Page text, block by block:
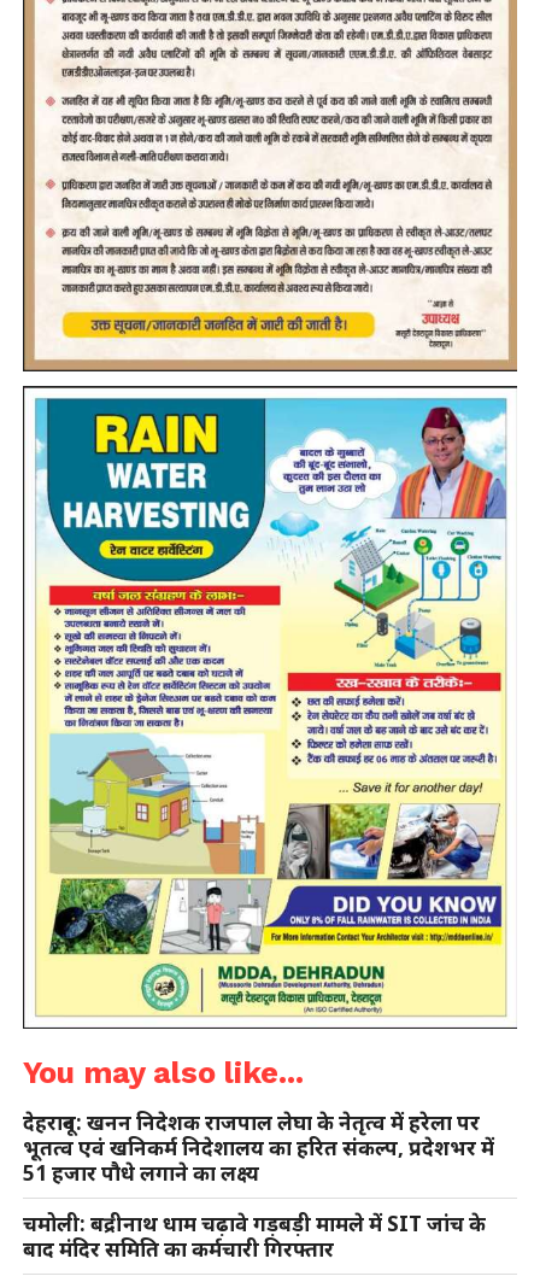
You may also like...
देहरादून: खनन निदेशक राजपाल लेघा के नेतृत्व में हरेला पर
भूतत्व एवं खनिकर्म निदेशालय का हरित संकल्प, प्रदेशभर में
51 हजार पौधे लगाने का लक्ष्य
चमोली: बद्रीनाथ धाम चढ़ावे गड़बड़ी मामले में SIT जांच के
बाद मंदिर समिति का कर्मचारी गिरफ्तार